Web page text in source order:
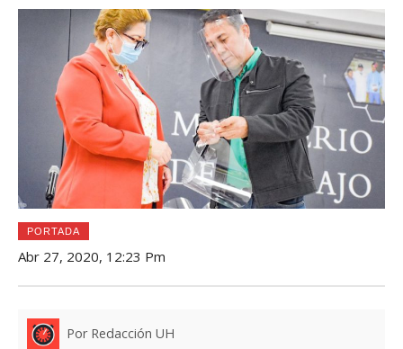
PORTADA
Abr 27, 2020, 12:23 Pm
Por Redacción UH